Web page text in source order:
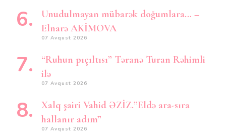
Unudulmayan mübarək doğumlara… –
Elnarə AKİMOVA
07 Avqust 2026
“Ruhun pıçıltısı” Təranə Turan Rəhimli
ilə
07 Avqust 2026
Xalq şairi Vahid ƏZİZ.”Eldə ara-sıra
hallanır adım”
07 Avqust 2026